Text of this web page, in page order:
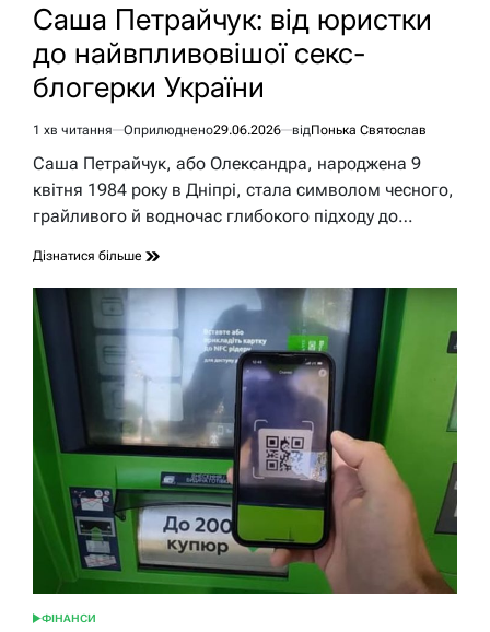
Саша Петрайчук: від юристки
до найвпливовішої секс-
блогерки України
Орієнтовний
час
1 хв читання Оприлюднено29.06.2026 відПонька Святослав
Саша Петрайчук, або Олександра, народжена 9
квітня 1984 року в Дніпрі, стала символом чесного,
грайливого й водночас глибокого підходу до…
Дізнатися більше
ОПУБЛІКУВАТИ
ФІНАНСИ